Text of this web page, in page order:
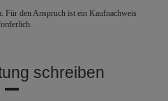
Für den Anspruch ist ein Kaufnachweis
schreiben